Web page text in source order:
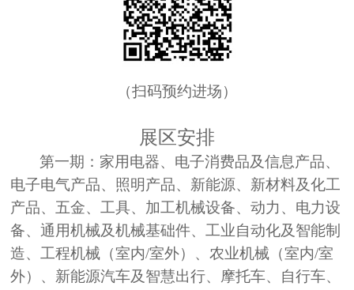
（扫码预约进场）
展区安排
第一期： 家用电器、电子消费品及信息产品、
电子电气产品、照明产品、新能源、新材料及化工
产品、五金、工具、加工机械设备、动力、电力设
备、通用机械及机械基础件、工业自动化及智能制
造、工程机械（室内/室外）、农业机械（室内/室
外）、新能源汽车及智慧出行、摩托车、自行车、